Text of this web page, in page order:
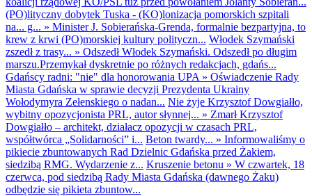
(PO)lityczny dobytek Tuska - (KO)lonizacja pomorskich szpitali
na... g... » Minister J. Sobierańska-Grenda, formalnie bezpartyjna, to
krew z krwi (PO)morskiej kultury polityczn... Włodek Szymański
zszedł z trasy... » Odszedł Włodek Szymański. Odszedł po długim
marszu.Przemykał dyskretnie po różnych redakcjach, gdańs...
Gdańscy radni: "nie" dla honorowania UPA » Oświadczenie Rady
Miasta Gdańska w sprawie decyzji Prezydenta Ukrainy
Wołodymyra Zełenskiego o nadan... Nie żyje Krzysztof Dowgiałło,
wybitny opozycjonista PRL, autor słynnej... » Zmarł Krzysztof
Dowgiałło – architekt, działacz opozycji w czasach PRL,
współtwórca „Solidarności” i... Beton twardy... » Informowaliśmy o
pikiecie zbuntowanych Rad Dzielnic Gdańska przed Żakiem,
siedzibą RMG. Wydarzenie z... Kruszenie betonu » W czwartek, 18
czerwca, pod siedzibą Rady Miasta Gdańska (dawnego Żaku)
odbędzie się pikieta zbuntow...